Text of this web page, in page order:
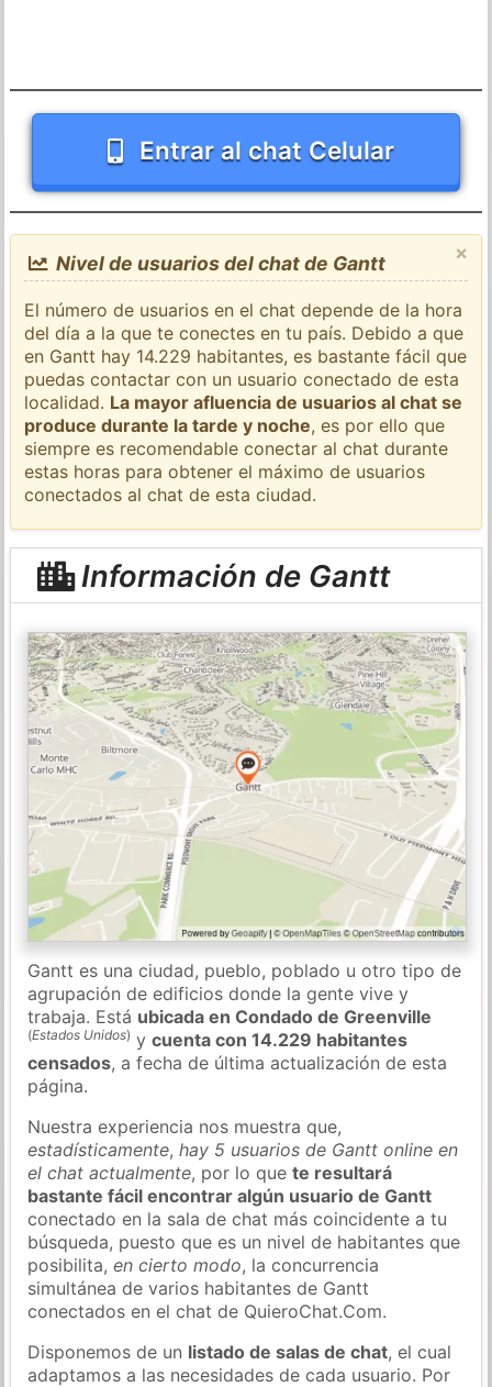
Entrar al chat Celular
×
Nivel de usuarios del chat de Gantt
El número de usuarios en el chat depende de la hora
del día a la que te conectes en tu país. Debido a que
en Gantt hay 14.229 habitantes, es bastante fácil que
puedas contactar con un usuario conectado de esta
localidad. La mayor afluencia de usuarios al chat se
produce durante la tarde y noche, es por ello que
siempre es recomendable conectar al chat durante
estas horas para obtener el máximo de usuarios
conectados al chat de esta ciudad.
Información de Gantt
Gantt es una ciudad, pueblo, poblado u otro tipo de
agrupación de edificios donde la gente vive y
trabaja. Está ubicada en Condado de Greenville
(Estados Unidos) ycuenta con 14.229 habitantes
censados, a fecha de última actualización de esta
página.
Nuestra experiencia nos muestra que,
estadísticamente,hay 5 usuarios de Gantt online en
el chat actualmente, por lo quete resultará
bastante fácil encontrar algún usuario de Gantt
conectado en la sala de chat más coincidente a tu
búsqueda, puesto que es un nivel de habitantes que
posibilita,en cierto modo, la concurrencia
simultánea de varios habitantes de Gantt
conectados en el chat de QuieroChat.Com.
Disponemos de un listado de salas de chat, el cual
adaptamos a las necesidades de cada usuario. Por